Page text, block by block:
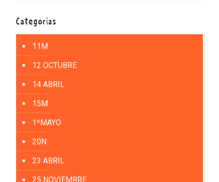
Categorías
11M
12 OCTUBRE
14 ABRIL
15M
1ºMAYO
20N
23 ABRIL
25 NOVIEMBRE